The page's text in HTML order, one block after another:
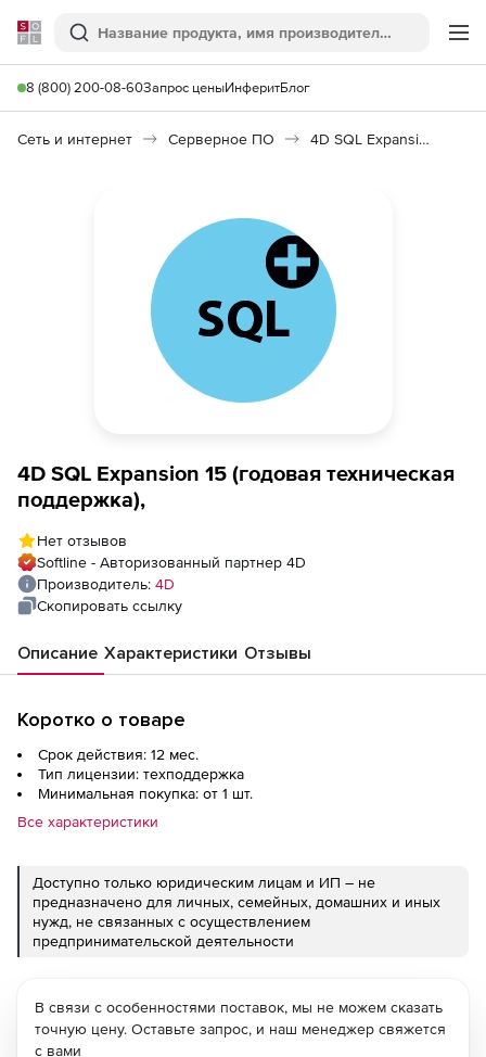
Softline
Поиск
8 (800) 200-08-60Запрос ценыИнферитБлог
Сеть и интернет Серверное ПО 4D SQL Expansion 15
4D SQL Expansion 15 (годовая техническая
поддержка),
Нет отзывов
Softline - Авторизованный партнер 4D
Производитель: 4D
Скопировать ссылку
Описание Характеристики Отзывы
Коротко о товаре
Срок действия: 12 мес.
Тип лицензии: техподдержка
Минимальная покупка: от 1 шт.
Все характеристики
Доступно только юридическим лицам и ИП – не
предназначено для личных, семейных, домашних и иных
нужд, не связанных с осуществлением
предпринимательской деятельности
В связи с особенностями поставок, мы не можем сказать
точную цену. Оставьте запрос, и наш менеджер свяжется
с вами